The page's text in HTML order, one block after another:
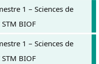
1 – Sciences de
BIOF
1 – Sciences de
BIOF